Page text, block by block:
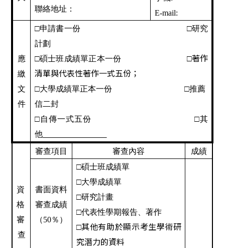
E-mail:
聯絡地址：
應
繳
文
件
□申請書一份 □研究
計劃
□碩士班成績單正本一份 □著作
清單與代表性著作一式五份；
□大學成績單正本一份 □推薦
信二封
□自傳一式五份 □其
他
資
格
審
查
審查項目 審查內容 成績
書面資料
審查成績
（50％）
□碩士班成績單
□大學成績單
□研究計畫
□代表性學期報告、著作
□其他有助於顯示考生學術研
究潛力的資料